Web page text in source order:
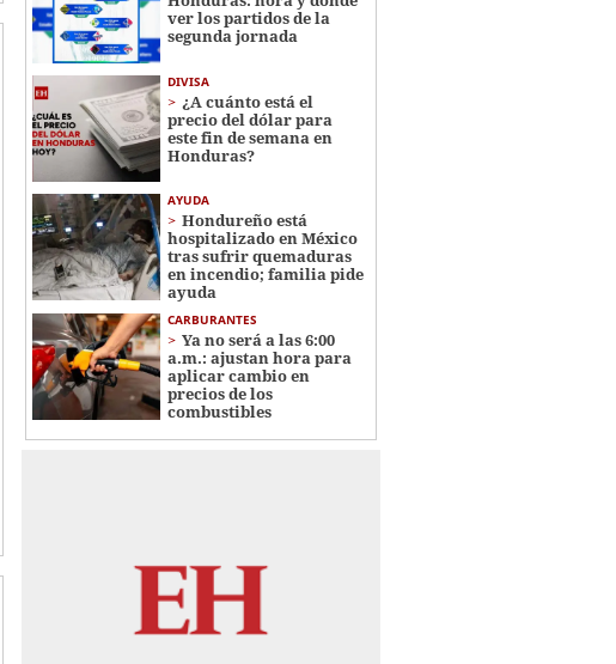
ver los partidos de la
segunda jornada
DIVISA
¿A cuánto está el
precio del dólar para
este fin de semana en
Honduras?
AYUDA
Hondureño está
hospitalizado en México
tras sufrir quemaduras
en incendio; familia pide
ayuda
CARBURANTES
Ya no será a las 6:00
a.m.: ajustan hora para
aplicar cambio en
precios de los
combustibles